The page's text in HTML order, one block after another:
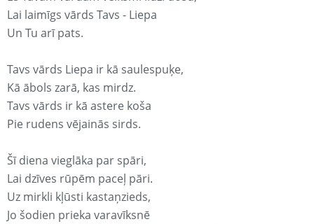
Lai laimīgs vārds Tavs - Liepa
Un Tu arī pats.
Tavs vārds Liepa ir kā saulespuķe,
Kā ābols zarā, kas mirdz.
Tavs vārds ir kā astere koša
Pie rudens vējainās sirds.
Šī diena vieglāka par spāri,
Lai dzīves rūpēm paceļ pāri.
Uz mirkli kļūsti kastaņzieds,
Jo šodien prieka varavīksnē